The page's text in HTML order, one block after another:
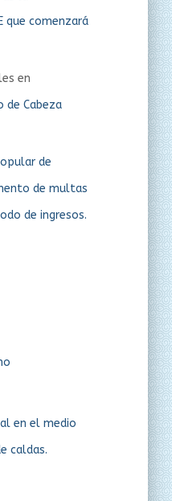
que comenzará
en
de Cabeza
de
de multas
de ingresos.
en el medio
caldas.